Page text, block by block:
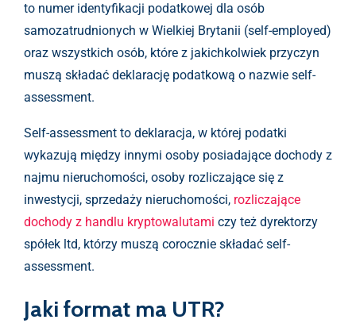
to numer identyfikacji podatkowej dla osób
samozatrudnionych w Wielkiej Brytanii (self-employed)
oraz wszystkich osób, które z jakichkolwiek przyczyn
muszą składać deklarację podatkową o nazwie self-
assessment.
Self-assessment to deklaracja, w której podatki
wykazują między innymi osoby posiadające dochody z
najmu nieruchomości, osoby rozliczające się z
inwestycji, sprzedaży nieruchomości, rozliczające
dochody z handlu kryptowalutami czy też dyrektorzy
spółek ltd, którzy muszą corocznie składać self-
assessment.
Jaki format ma UTR?